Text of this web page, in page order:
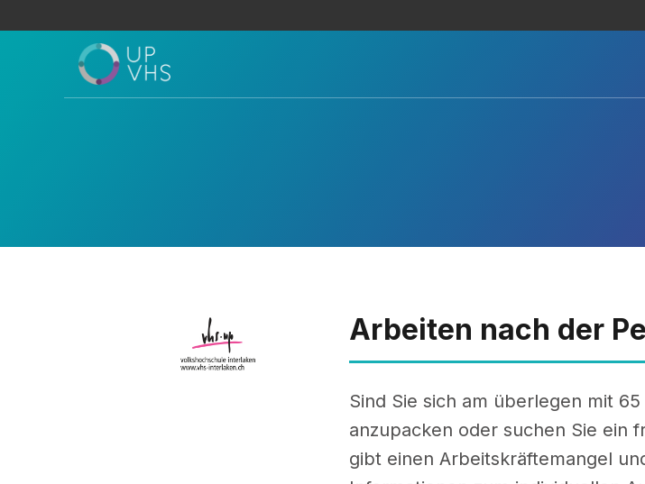
Arbeiten nach der
Sind Sie sich am überlegen mit
anzupacken oder suchen Sie ein
gibt einen Arbeitskräftemangel